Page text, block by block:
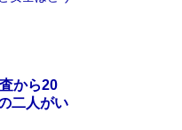
から20
二人がい